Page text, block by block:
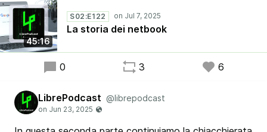
sperato perchè soppiantati da device con
caratteristiche e potenzialità più accattivanti per il
pubblico generalista.
45:16
S02:E122
La storia dei netbook
0 3 6
LibrePodcast @librepodcast